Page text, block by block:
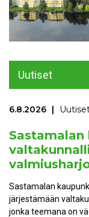
Uutiset
6.8.2026
Sastamalan
järjestämään
jonka teemana on